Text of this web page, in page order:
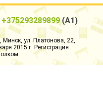
+375293289899(А1)
ул. Платонова, 22,
2015 г. Регистрация